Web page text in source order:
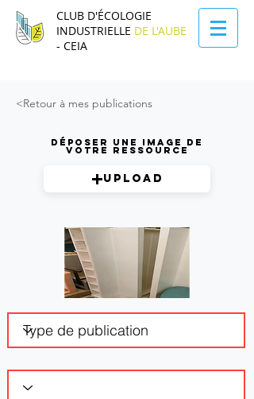
CLUB D'ÉCOLOGIE
INDUSTRIELLE DE L'AUBE
- CEIA
<Retour à mes publications
Déposer une image de
votre ressource
Upload